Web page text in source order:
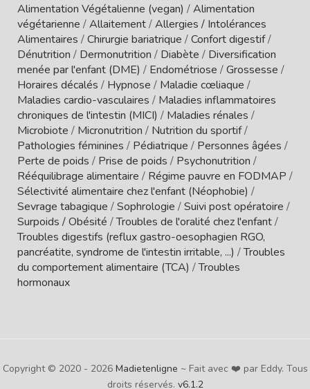
Alimentation Végétalienne (vegan) /Alimentation
végétarienne /Allaitement/Allergies / Intolérances
Alimentaires /Chirurgie bariatrique /Confort digestif/
Dénutrition / Dermonutrition / Diabète / Diversification
menée par l'enfant (DME) / Endométriose /Grossesse /
Horaires décalés / Hypnose / Maladie cœliaque /
Maladies cardio-vasculaires / Maladies inflammatoires
chroniques de l'intestin (MICI) / Maladies rénales /
Microbiote / Micronutrition / Nutrition du sportif/
Pathologies féminines / Pédiatrique / Personnes âgées /
Perte de poids / Prise de poids / Psychonutrition /
Rééquilibrage alimentaire / Régime pauvre en FODMAP /
Sélectivité alimentaire chez l'enfant (Néophobie) /
Sevrage tabagique /Sophrologie /Suivi post opératoire /
Surpoids / Obésité /Troubles de l'oralité chez l'enfant/
Troubles digestifs (reflux gastro-oesophagien RGO,
pancréatite, syndrome de l'intestin irritable, ...) /Troubles
du comportement alimentaire (TCA) /Troubles
hormonaux
Copyright © 2020 - 2026 Madietenligne ~ Fait avec ❤️ par Eddy. Tous
droits réservés. v6.1.2